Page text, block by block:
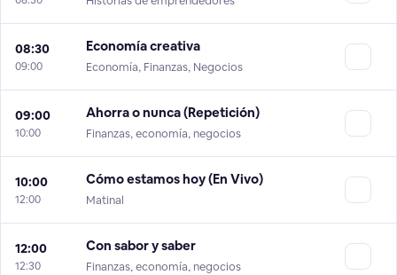
08:30
09:00
Economía creativa
Economía, Finanzas, Negocios
09:00
10:00
Ahorra o nunca (Repetición)
Finanzas, economía, negocios
10:00
12:00
Cómo estamos hoy (En Vivo)
Matinal
12:00
12:30
Con sabor y saber
Finanzas, economía, negocios